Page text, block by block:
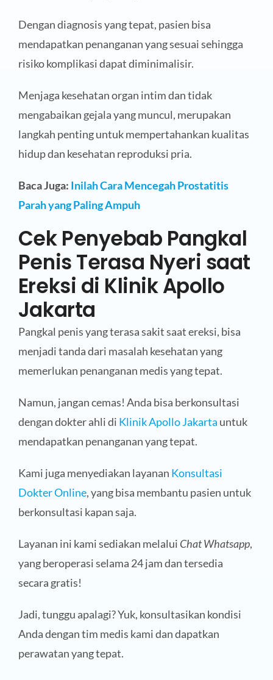
Dengan diagnosis yang tepat, pasien bisa
mendapatkan penanganan yang sesuai sehingga
risiko komplikasi dapat diminimalisir.
Menjaga kesehatan organ intim dan tidak
mengabaikan gejala yang muncul, merupakan
langkah penting untuk mempertahankan kualitas
hidup dan kesehatan reproduksi pria.
Baca Juga: Inilah Cara Mencegah Prostatitis
Parah yang Paling Ampuh
Cek Penyebab Pangkal
Penis Terasa Nyeri saat
Ereksi di Klinik Apollo
Jakarta
Pangkal penis yang terasa sakit saat ereksi, bisa
menjadi tanda dari masalah kesehatan yang
memerlukan penanganan medis yang tepat.
Namun, jangan cemas! Anda bisa berkonsultasi
dengan dokter ahli di Klinik Apollo Jakarta untuk
mendapatkan penanganan yang tepat.
Kami juga menyediakan layanan Konsultasi
Dokter Online, yang bisa membantu pasien untuk
berkonsultasi kapan saja.
Layanan ini kami sediakan melalui Chat Whatsapp,
yang beroperasi selama 24 jam dan tersedia
secara gratis!
Jadi, tunggu apalagi? Yuk, konsultasikan kondisi
Anda dengan tim medis kami dan dapatkan
perawatan yang tepat.